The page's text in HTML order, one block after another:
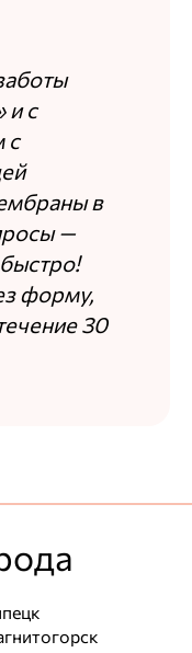
и с
с
в
—
форму,
30